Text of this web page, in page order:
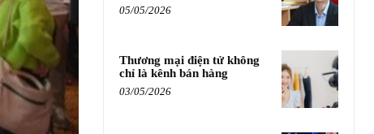
05/05/2026
Thương mại điện tử không
chỉ là kênh bán hàng
03/05/2026